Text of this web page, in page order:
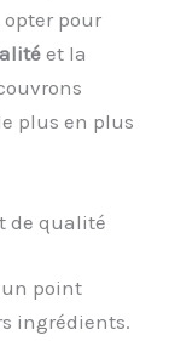
pour
et la
plus en plus
de qualité
un point
ingrédients.